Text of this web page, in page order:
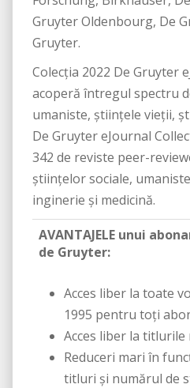
Gruyter Oldenbourg, De
Gruyter.
Colecția 2022 De Gruyter
acoperă întregul spectru
umaniste, științele vieții,
De Gruyter eJournal
342 de reviste peer-
științelor sociale,
inginerie și medicină.
AVANTAJELE unui
de Gruyter:
Acces liber la toate
1995 pentru toți
Acces liber la titlurile
Reduceri mari în
titluri și numărul de